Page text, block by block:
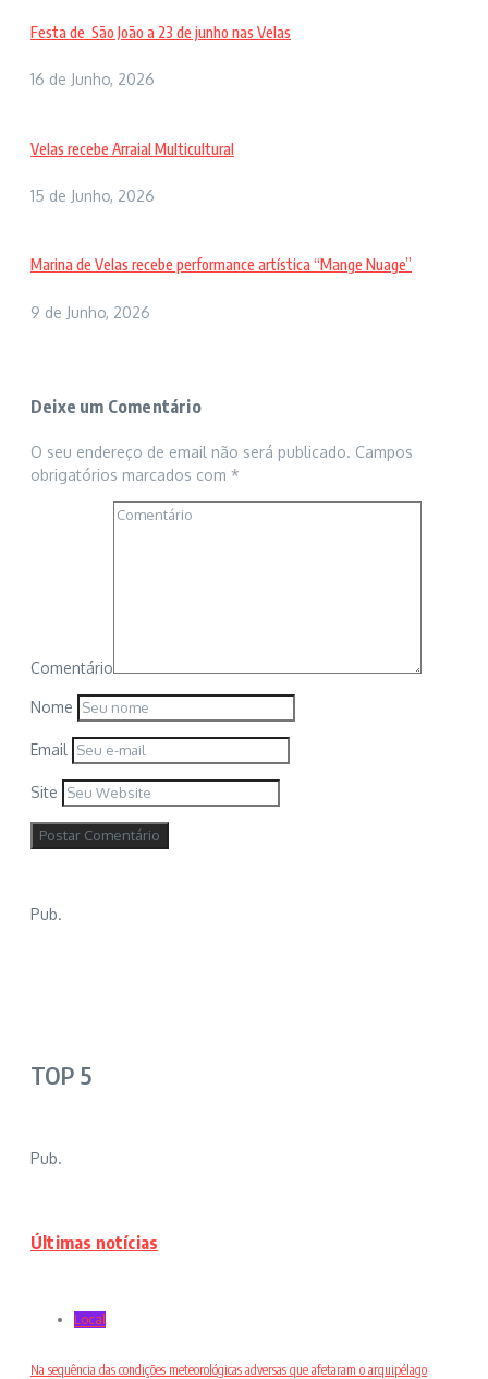
Festa de São João a 23 de junho nas Velas
16 de Junho, 2026
Velas recebe Arraial Multicultural
15 de Junho, 2026
Marina de Velas recebe performance artística “Mange Nuage”
9 de Junho, 2026
Deixe um Comentário
O seu endereço de email não será publicado. Campos
obrigatórios marcados com *
Comentário
Nome
Email
Site
Pub.
TOP 5
Pub.
Últimas notícias
Local
Na sequência das condições meteorológicas adversas que afetaram o arquipélago